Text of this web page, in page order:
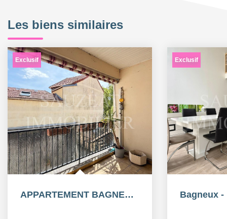
Les biens similaires
Exclusif
APPARTEMENT BAGNEUX - 2 pièce(s) - 66.55 m2 MEUBLÉ
Exclusif